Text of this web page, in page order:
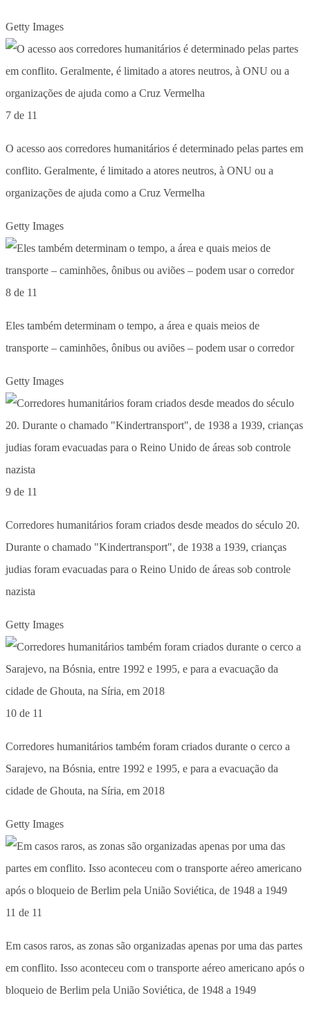
Getty Images
7 de 11
O acesso aos corredores humanitários é determinado pelas partes em
conflito. Geralmente, é limitado a atores neutros, à ONU ou a
organizações de ajuda como a Cruz Vermelha
Getty Images
8 de 11
Eles também determinam o tempo, a área e quais meios de
transporte – caminhões, ônibus ou aviões – podem usar o corredor
Getty Images
9 de 11
Corredores humanitários foram criados desde meados do século 20.
Durante o chamado "Kindertransport", de 1938 a 1939, crianças
judias foram evacuadas para o Reino Unido de áreas sob controle
nazista
Getty Images
10 de 11
Corredores humanitários também foram criados durante o cerco a
Sarajevo, na Bósnia, entre 1992 e 1995, e para a evacuação da
cidade de Ghouta, na Síria, em 2018
Getty Images
11 de 11
Em casos raros, as zonas são organizadas apenas por uma das partes
em conflito. Isso aconteceu com o transporte aéreo americano após o
bloqueio de Berlim pela União Soviética, de 1948 a 1949